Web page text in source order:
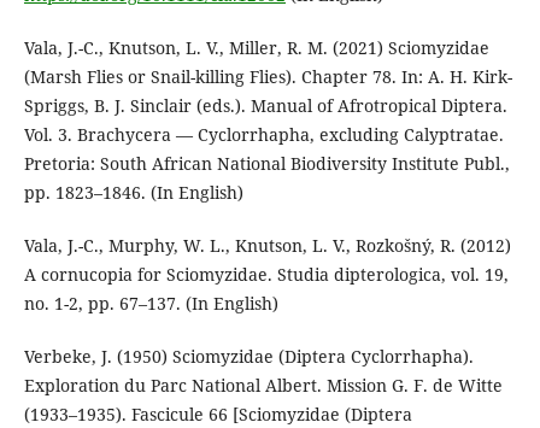
Vala, J.-C., Knutson, L. V., Miller, R. M. (2021) Sciomyzidae
(Marsh Flies or Snail-killing Flies). Chapter 78. In: A. H. Kirk-
Spriggs, B. J. Sinclair (eds.). Manual of Afrotropical Diptera.
Vol. 3. Brachycera — Cyclorrhapha, excluding Calyptratae.
Pretoria: South African National Biodiversity Institute Publ.,
pp. 1823–1846. (In English)
Vala, J.-C., Murphy, W. L., Knutson, L. V., Rozkošný, R. (2012)
A cornucopia for Sciomyzidae. Studia dipterologica, vol. 19,
no. 1-2, pp. 67–137. (In English)
Verbeke, J. (1950) Sciomyzidae (Diptera Cyclorrhapha).
Exploration du Parc National Albert. Mission G. F. de Witte
(1933–1935). Fascicule 66 [Sciomyzidae (Diptera